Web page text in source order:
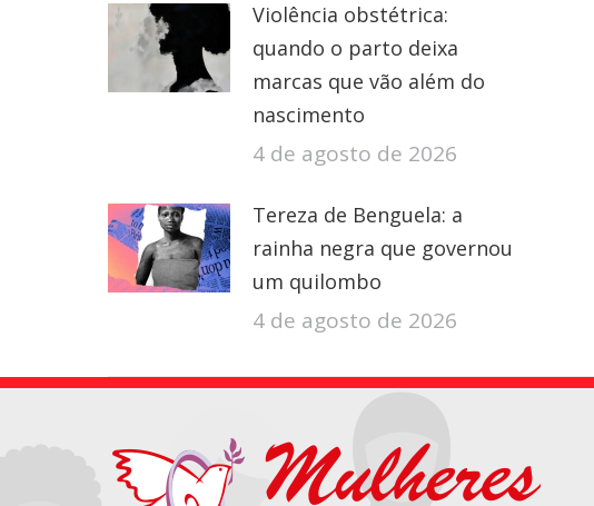
Violência obstétrica:
quando o parto deixa
marcas que vão além do
nascimento
4 de agosto de 2026
Tereza de Benguela: a
rainha negra que governou
um quilombo
4 de agosto de 2026